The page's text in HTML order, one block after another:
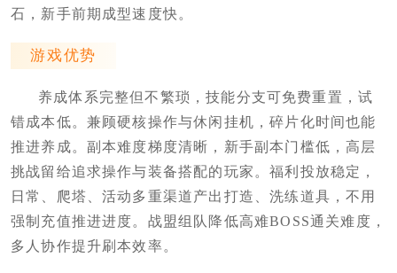
石，新手前期成型速度快。
游戏优势
养成体系完整但不繁琐，技能分支可免费重置，试
错成本低。兼顾硬核操作与休闲挂机，碎片化时间也能
推进养成。副本难度梯度清晰，新手副本门槛低，高层
挑战留给追求操作与装备搭配的玩家。福利投放稳定，
日常、爬塔、活动多重渠道产出打造、洗练道具，不用
强制充值推进进度。战盟组队降低高难BOSS通关难度，
多人协作提升刷本效率。